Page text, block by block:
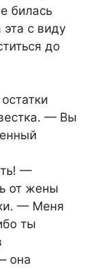
билась
с виду
до
— Вы
—
от жены
— Меня
ты
она